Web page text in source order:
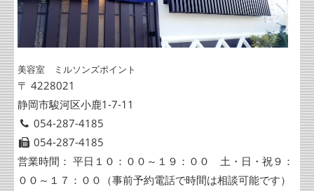
美容室 ミルソンズポイント
〒 4228021
静岡市駿河区小鹿1-7-11
054-287-4185
054-287-4185
営業時間： 平日１０：００～１９：００ 土・日・祝９：
００～１７：００（事前予約電話で時間は相談可能です）